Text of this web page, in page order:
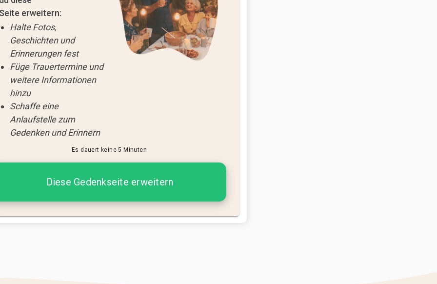
erweitern:
Halte Fotos,
Geschichten und
Erinnerungen fest
Füge Trauertermine und
weitere Informationen
hinzu
Schaffe eine
Anlaufstelle zum
Gedenken und Erinnern
Es dauert keine 5 Minuten
Diese Gedenkseite erweitern